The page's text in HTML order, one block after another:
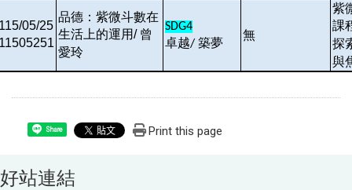
05/25
品德：紫微斗數在
生活上的運用/ 曾
愛玲
SDG4
卓越/ 築夢
無
紫
課
探
與
Share Print this page
好站連結